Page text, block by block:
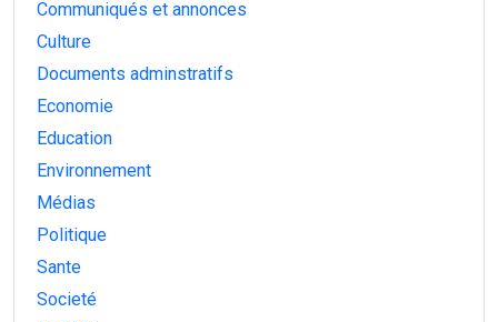
Communiqués et annonces
Culture
Documents adminstratifs
Economie
Education
Environnement
Médias
Politique
Sante
Societé